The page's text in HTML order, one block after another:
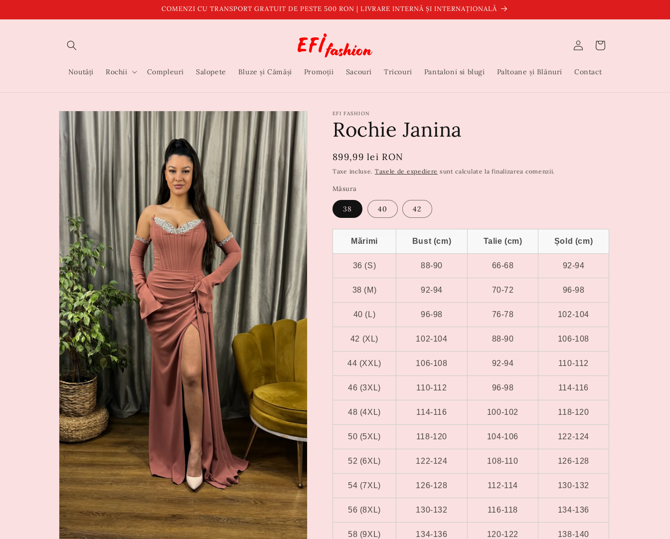
COMENZI CU TRANSPORT GRATUIT DE PESTE 500 RON | LIVRARE INTERNĂ ȘI INTERNAȚIONALĂ
Noutăți Rochii Compleuri Salopete Bluze și Cămăși Promoții Sacouri Tricouri Pantaloni si blugi Paltoane și Blănuri Contact
Conectați-
Coș
produs
EFI FASHION
Rochie Janina
Preț
obișnuit
899,99 lei RON
Taxe incluse. Taxele de expediere sunt calculate la finalizarea comenzii.
Măsura
38 40 42
Mărimi Bust (cm) Talie (cm) Șold (cm)
36 (S) 88-90 66-68 92-94
38 (M) 92-94 70-72 96-98
40 (L) 96-98 76-78 102-104
42 (XL) 102-104 88-90 106-108
44 (XXL) 106-108 92-94 110-112
46 (3XL) 110-112 96-98 114-116
48 (4XL) 114-116 100-102 118-120
50 (5XL) 118-120 104-106 122-124
52 (6XL) 122-124 108-110 126-128
54 (7XL) 126-128 112-114 130-132
56 (8XL) 130-132 116-118 134-136
58 (9XL) 134-136 120-122 138-140